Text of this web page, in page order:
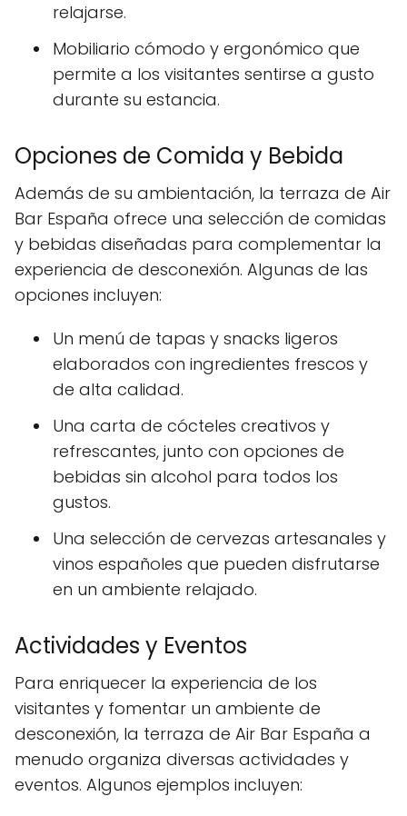
relajarse.
Mobiliario cómodo y ergonómico que
permite a los visitantes sentirse a gusto
durante su estancia.
Opciones de Comida y Bebida
Además de su ambientación, la terraza de Air
Bar España ofrece una selección de comidas
y bebidas diseñadas para complementar la
experiencia de desconexión. Algunas de las
opciones incluyen:
Un menú de tapas y snacks ligeros
elaborados con ingredientes frescos y
de alta calidad.
Una carta de cócteles creativos y
refrescantes, junto con opciones de
bebidas sin alcohol para todos los
gustos.
Una selección de cervezas artesanales y
vinos españoles que pueden disfrutarse
en un ambiente relajado.
Actividades y Eventos
Para enriquecer la experiencia de los
visitantes y fomentar un ambiente de
desconexión, la terraza de Air Bar España a
menudo organiza diversas actividades y
eventos. Algunos ejemplos incluyen: